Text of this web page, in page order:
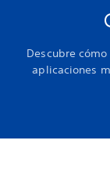
Descubre
aplicaciones